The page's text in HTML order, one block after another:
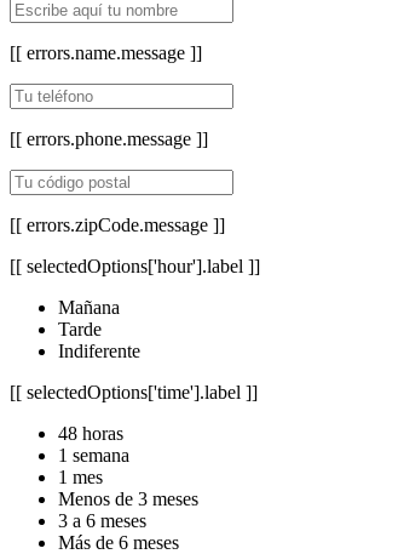
[[ errors.name.message ]]
[[ errors.phone.message ]]
[[ errors.zipCode.message ]]
[[ selectedOptions['hour'].label ]]
Mañana
Tarde
Indiferente
[[ selectedOptions['time'].label ]]
48 horas
1 semana
1 mes
Menos de 3 meses
3 a 6 meses
Más de 6 meses